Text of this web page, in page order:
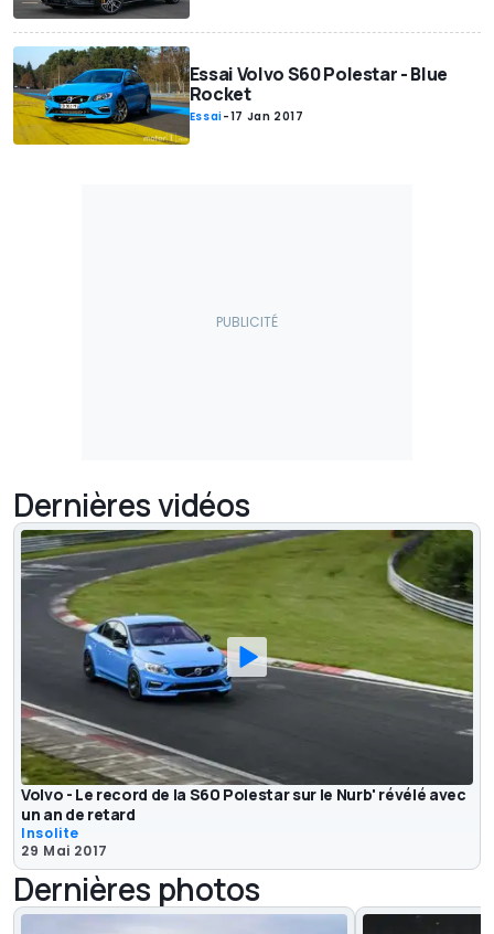
Essai Volvo S60 Polestar - Blue
Rocket
Essai-17 Jan 2017
Dernières vidéos
Volvo - Le record de la S60 Polestar sur le Nurb' révélé avec
un an de retard
Insolite
29 Mai 2017
Dernières photos